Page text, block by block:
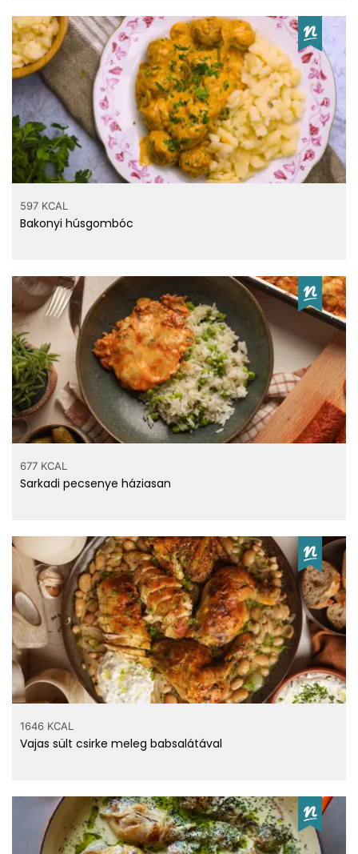
597 KCAL
Bakonyi húsgombóc
677 KCAL
Sarkadi pecsenye háziasan
1646 KCAL
Vajas sült csirke meleg babsalátával